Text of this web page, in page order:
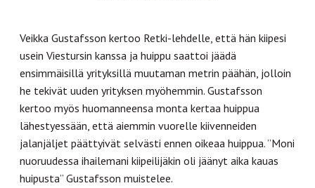
Veikka Gustafsson kertoo Retki-lehdelle, että hän kiipesi
usein Viestursin kanssa ja huippu saattoi jäädä
ensimmäisillä yrityksillä muutaman metrin päähän, jolloin
he tekivät uuden yrityksen myöhemmin. Gustafsson
kertoo myös huomanneensa monta kertaa huippua
lähestyessään, että aiemmin vuorelle kiivenneiden
jalanjäljet päättyivät selvästi ennen oikeaa huippua. ”Moni
nuoruudessa ihailemani kiipeilijäkin oli jäänyt aika kauas
huipusta” Gustafsson muistelee.